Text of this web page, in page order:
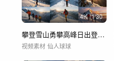
4K 1'30
攀登雪山勇攀高峰日出登山冒险旅程
视频素材 仙人球球